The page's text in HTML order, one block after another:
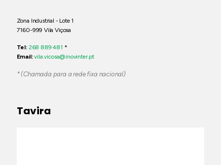
Zona Industrial - Lote 1
7160-999 Vila Viçosa
Tel: 268 889 481 *
Email: vila.vicosa@inovinter.pt
* (Chamada para a rede fixa nacional)
Tavira